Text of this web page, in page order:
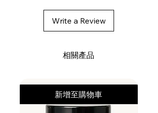
Write a Review
相關產品
新增至購物車